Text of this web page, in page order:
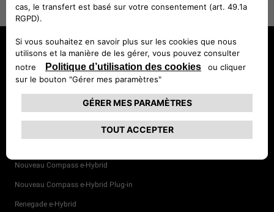
Avenger 100% électrique
Avenger e-Hybrid
Nouveau Compass e-Hybrid
Nouveau Compass e-Hybrid Plug-in
Renegade e-Hybrid